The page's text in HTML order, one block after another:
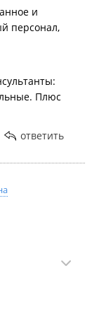
и
персонал,
Плюс
ответить